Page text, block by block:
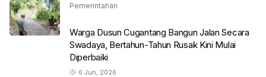
Pemerintahan
Warga Dusun Cugantang Bangun Jalan Secara
Swadaya, Bertahun-Tahun Rusak Kini Mulai
Diperbaiki
6 Jun, 2026